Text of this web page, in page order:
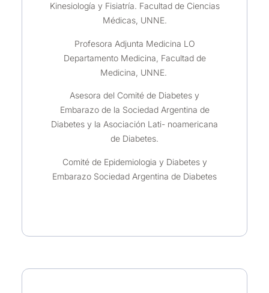
Kinesiología y Fisiatría. Facultad de Ciencias
Médicas, UNNE.
Profesora Adjunta Medicina LO
Departamento Medicina, Facultad de
Medicina, UNNE.
Asesora del Comité de Diabetes y
Embarazo de la Sociedad Argentina de
Diabetes y la Asociación Lati- noamericana
de Diabetes.
Comité de Epidemiologia y Diabetes y
Embarazo Sociedad Argentina de Diabetes